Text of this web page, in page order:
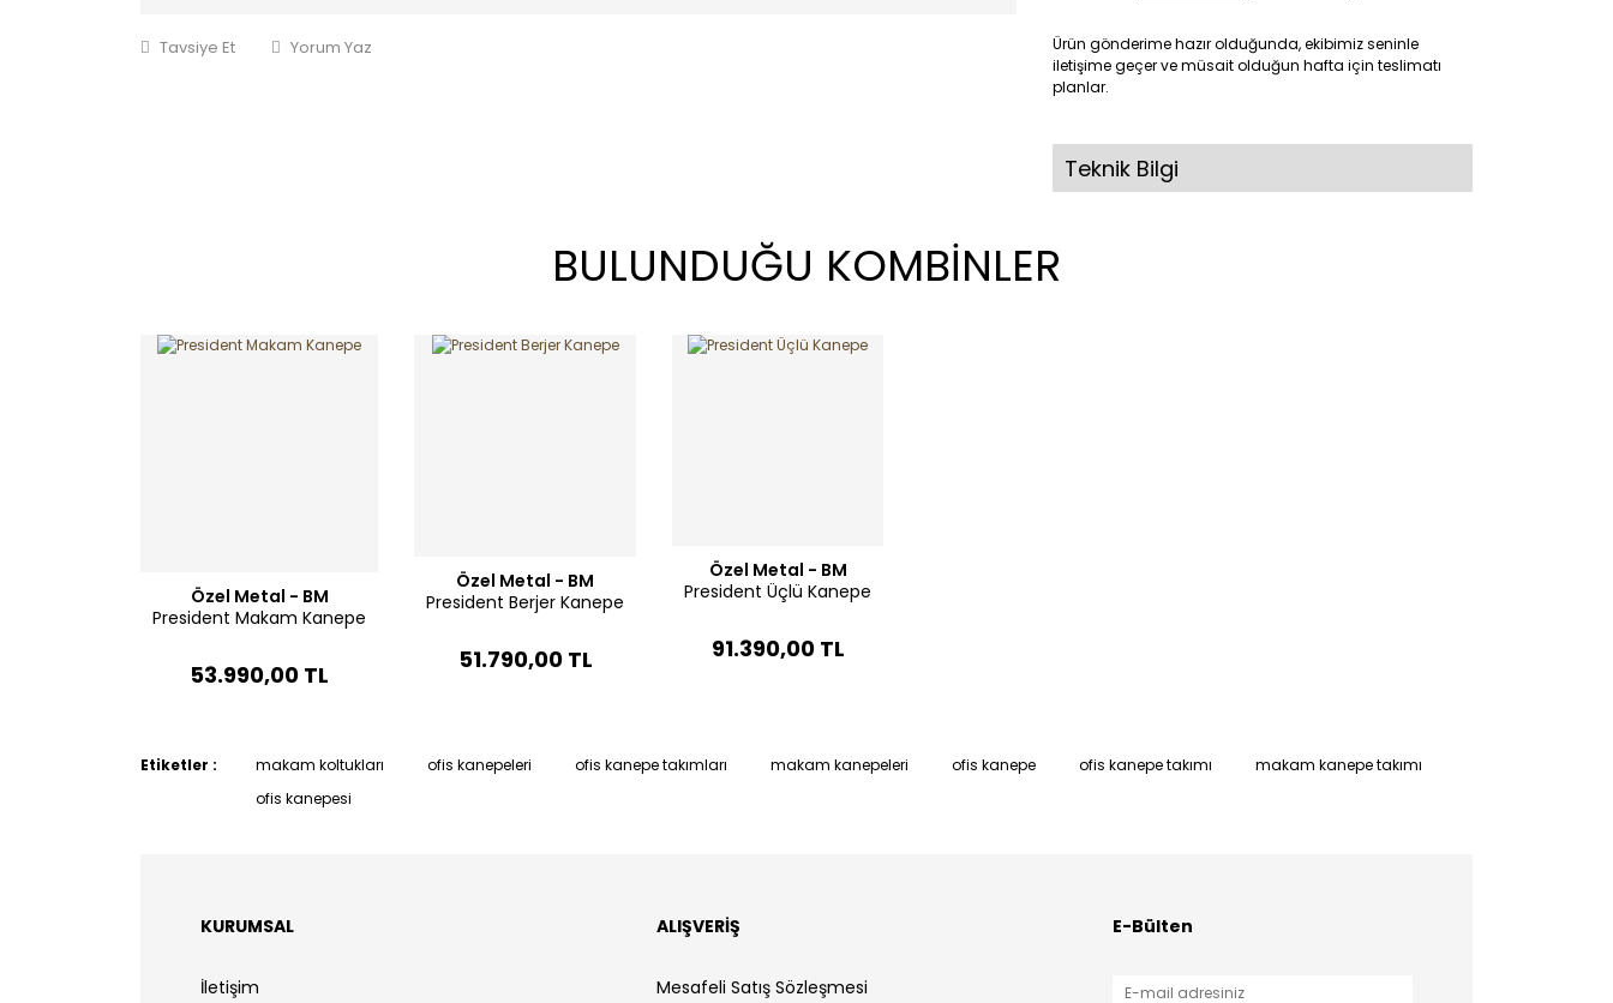
Tavsiye Et Yorum Yaz
Ürün gönderime hazır olduğunda, ekibimiz seninle
iletişime geçer ve müsait olduğun hafta için teslimatı
planlar.
Teknik Bilgi
BULUNDUĞU KOMBİNLER
Özel Metal - BM
President Makam Kanepe
53.990,00 TL
Özel Metal - BM
President Berjer Kanepe
51.790,00 TL
Özel Metal - BM
President Üçlü Kanepe
91.390,00 TL
Etiketler : makam koltukları ofis kanepeleri ofis kanepe takımları makam kanepeleri ofis kanepe ofis kanepe takımı
makam kanepe takımı
ofis kanepesi
KURUMSAL
İletişim
ALIŞVERİŞ
Mesafeli Satış Sözleşmesi
E-Bülten